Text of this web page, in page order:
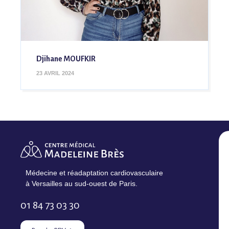
Djihane MOUFKIR
23 AVRIL 2024
Médecine et réadaptation cardiovasculaire
à Versailles au sud-ouest de Paris.
01 84 73 03 30